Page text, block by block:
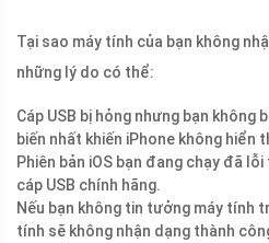
Tại sao máy tính của bạn không
những lý do có thể:
Cáp USB bị hỏng nhưng bạn không
biến nhất khiến iPhone không hiển
Phiên bản iOS bạn đang chạy đã
cáp USB chính hãng.
Nếu bạn không tin tưởng máy tính
tính sẽ không nhận dạng thành